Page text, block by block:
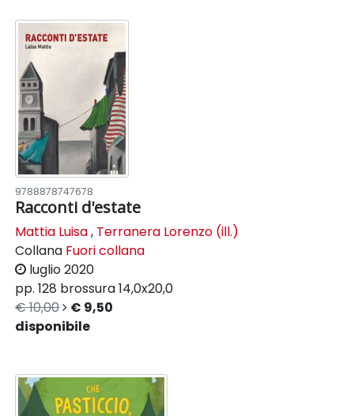
9788878747678
Racconti d'estate
Mattia Luisa, Terranera Lorenzo (ill.)
Collana Fuori collana
luglio 2020
pp. 128 brossura14,0x20,0
€ 10,00
€ 9,50
disponibile